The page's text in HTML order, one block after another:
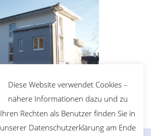
Diese Website verwendet Cookies –
nähere Informationen dazu und zu
Ihren Rechten als Benutzer finden Sie in
unserer Datenschutzerklärung am Ende